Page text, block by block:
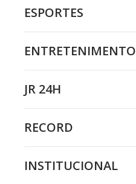
ESPORTES
ENTRETENIMENTO
JR 24H
RECORD
INSTITUCIONAL